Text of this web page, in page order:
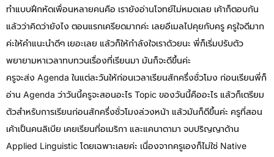
ทำแบบฝึกหัดเพื่อนหลายคนคือ เรายังอ่านโจทย์ไม่หมดเลย เค้าก็ตอบกัน
แล้วว่าคิดว่ายังไง ตอนแรกเครียดมากค่ะ เลยอีเมลไปคุยกับครู ครูใจดีมาก
ค่ะให้คำแนะนำดีๆ เยอะเลย แล้วก็ให้กำลังใจเราด้วยนะ พี่ก็เริ่มปรับตัว
พยายามหาเวลาทบทวนเรื่องที่เรียนมา มันก็จะดีขึ้นค่ะ
ครูจะส่ง Agenda ในแต่ละวันให้ก่อนเวลาเรียนสักครึ่งชั่วโมง ก่อนเรียนพี่ก็
อ่าน Agenda ว่าวันนี้ครูจะสอนอะไร Topic ของวันนี้คืออะไร แล้วก็เตรียม
ตัวสำหรับการเรียนก่อนสักครึ่งชั่วโมงล่วงหน้า แล้วมันก็ดีขึ้นค่ะ ครูที่สอน
เค้าเป็นคนลิเบีย เคยเรียนที่อเมริกา และแคนาดามา จบปริญญาด้าน
Applied Linguistic โดยเฉพาะเลยค่ะ เนื่องจากครูเองก็ไม่ใช่ Native